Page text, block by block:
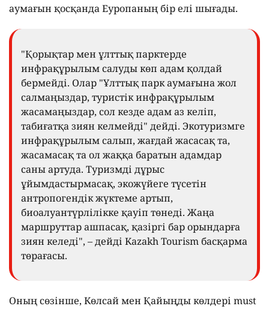
аумағын қосқанда Еуропаның бір елі шығады.
"Қорықтар мен ұлттық парктерде
инфрақұрылым салуды көп адам қолдай
бермейді. Олар "Ұлттық парк аумағына жол
салмаңыздар, туристік инфрақұрылым
жасамаңыздар, сол кезде адам аз келіп,
табиғатқа зиян келмейді" дейді. Экотуризмге
инфрақұрылым салып, жағдай жасасақ та,
жасамасақ та ол жаққа баратын адамдар
саны артуда. Туризмді дұрыс
ұйымдастырмасақ, экожүйеге түсетін
антропогендік жүктеме артып,
биоалуантүрлілікке қауіп төнеді. Жаңа
маршруттар ашпасақ, қазіргі бар орындарға
зиян келеді", – дейді Kazakh Tourism басқарма
төрағасы.
Оның сөзінше, Көлсай мен Қайыңды көлдері must